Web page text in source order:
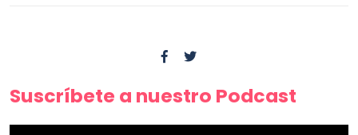
Suscríbete a nuestro Podcast